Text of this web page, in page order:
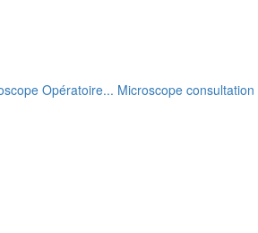
Opératoire... Microscope consultation